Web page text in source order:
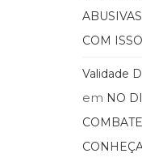
COM
Validade
em NO